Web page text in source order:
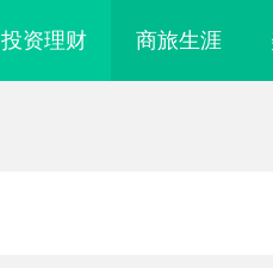
投资理财 商旅生涯